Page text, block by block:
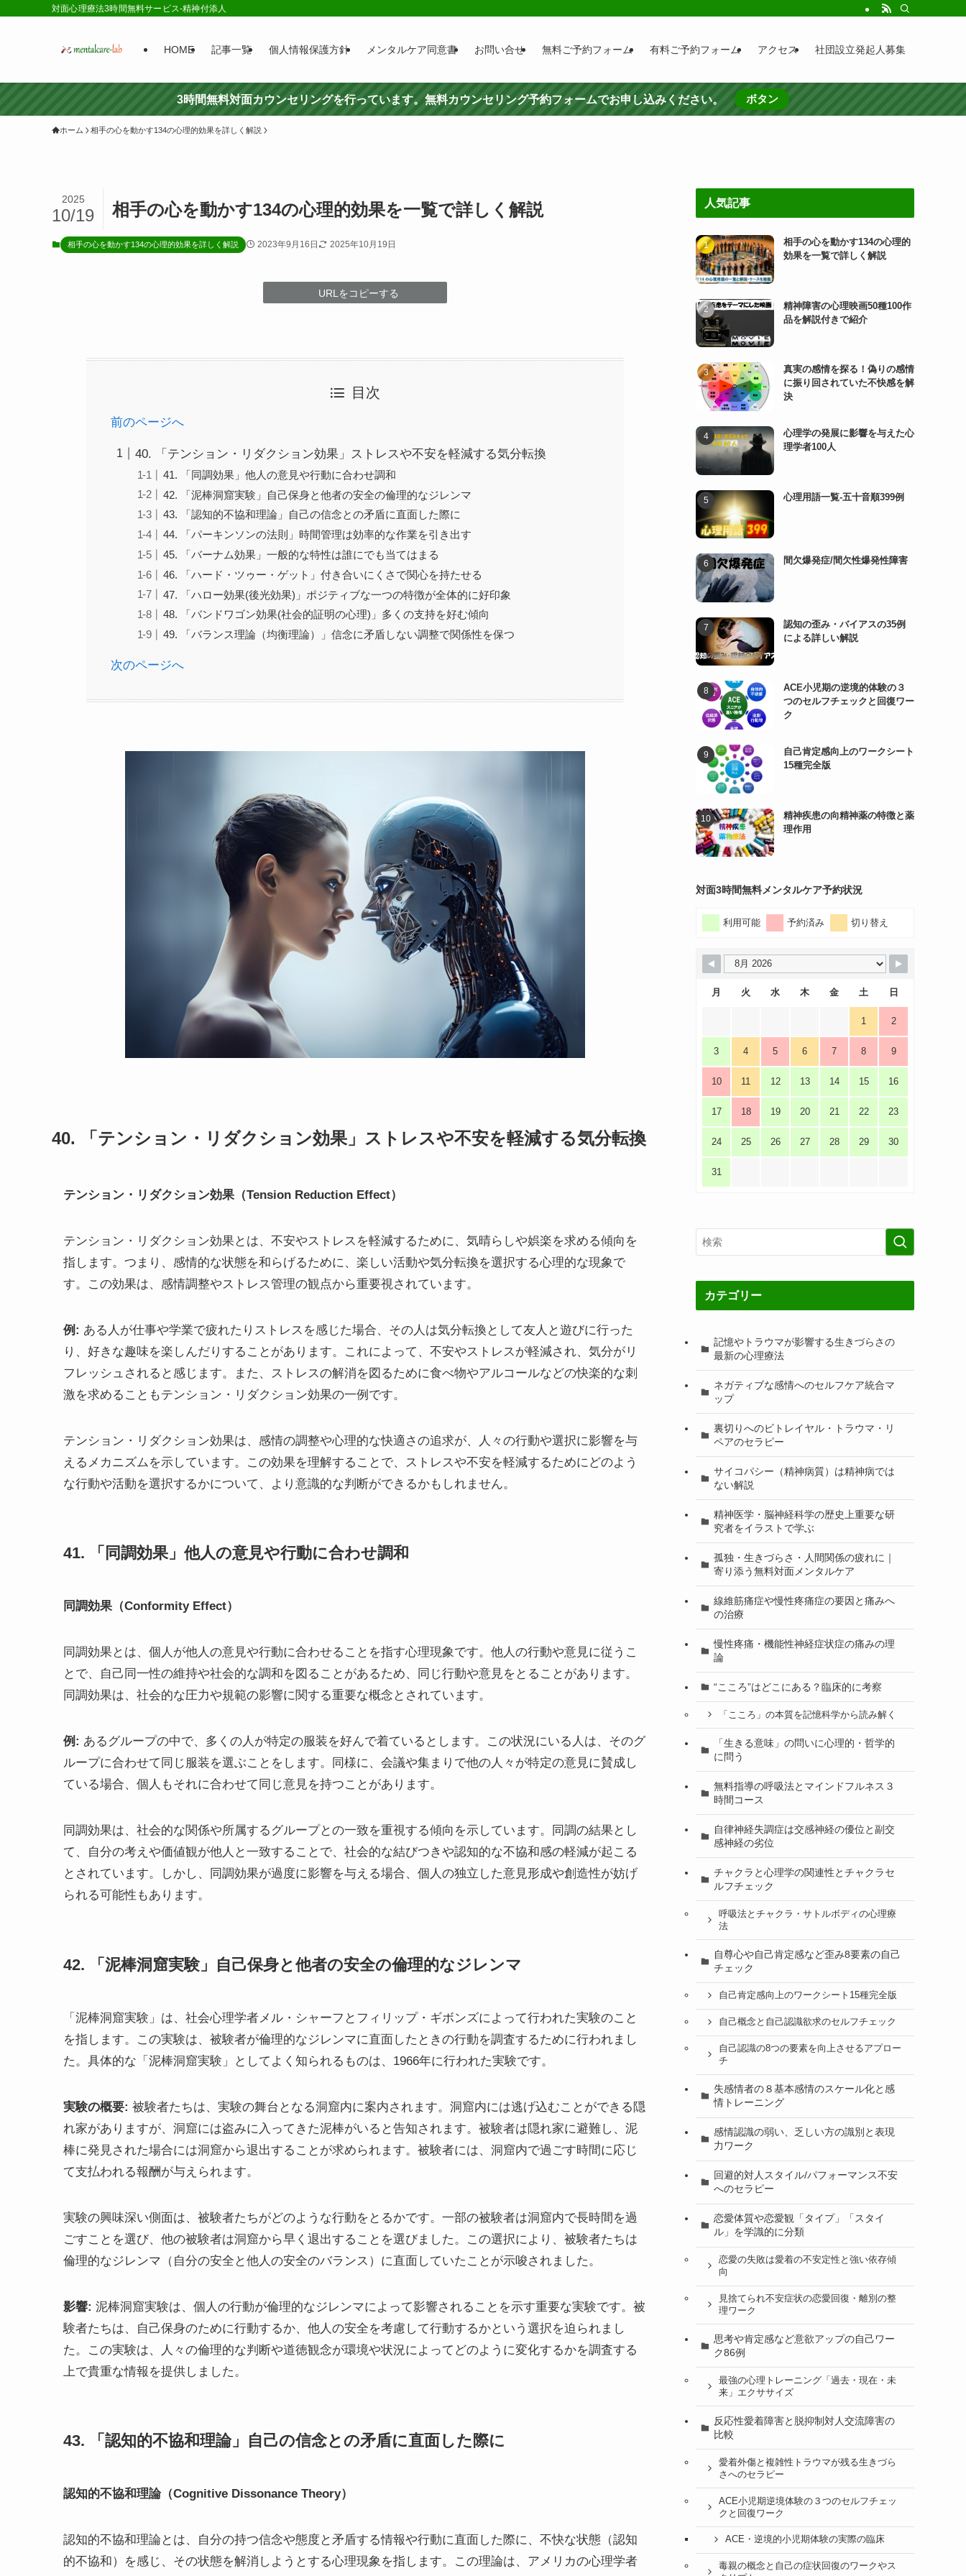
対面心理療法3時間無料サービス-精神付添人
HOME 記事一覧 個人情報保護方針 メンタルケア同意書 お問い合せ 無料ご予約フォーム 有料ご予約フォーム アクセス 社団設立発起人募集
3時間無料対面カウンセリングを行っています。無料カウンセリング予約フォームでお申し込みください。 ボタン
ホーム 相手の心を動かす134の心理的効果を詳しく解説
相手の心を動かす134の心理的効果を一覧で詳しく解説
2025
10/19
相手の心を動かす134の心理的効果を詳しく解説 2023年9月16日 2025年10月19日
URLをコピーする
目次
前のページへ
40. 「テンション・リダクション効果」ストレスや不安を軽減する気分転換
41. 「同調効果」他人の意見や行動に合わせ調和
42. 「泥棒洞窟実験」自己保身と他者の安全の倫理的なジレンマ
43. 「認知的不協和理論」自己の信念との矛盾に直面した際に
44. 「パーキンソンの法則」時間管理は効率的な作業を引き出す
45. 「バーナム効果」一般的な特性は誰にでも当てはまる
46. 「ハード・ツゥー・ゲット」付き合いにくさで関心を持たせる
47. 「ハロー効果(後光効果)」ポジティブな一つの特徴が全体的に好印象
48. 「バンドワゴン効果(社会的証明の心理)」多くの支持を好む傾向
49. 「バランス理論（均衡理論）」信念に矛盾しない調整で関係性を保つ
次のページへ
40. 「テンション・リダクション効果」ストレスや不安を軽減する気分転換
テンション・リダクション効果（Tension Reduction Effect）
テンション・リダクション効果とは、不安やストレスを軽減するために、気晴らしや娯楽を求める傾向を
指します。つまり、感情的な状態を和らげるために、楽しい活動や気分転換を選択する心理的な現象で
す。この効果は、感情調整やストレス管理の観点から重要視されています。
例: ある人が仕事や学業で疲れたりストレスを感じた場合、その人は気分転換として友人と遊びに行った
り、好きな趣味を楽しんだりすることがあります。これによって、不安やストレスが軽減され、気分がリ
フレッシュされると感じます。また、ストレスの解消を図るために食べ物やアルコールなどの快楽的な刺
激を求めることもテンション・リダクション効果の一例です。
テンション・リダクション効果は、感情の調整や心理的な快適さの追求が、人々の行動や選択に影響を与
えるメカニズムを示しています。この効果を理解することで、ストレスや不安を軽減するためにどのよう
な行動や活動を選択するかについて、より意識的な判断ができるかもしれません。
41. 「同調効果」他人の意見や行動に合わせ調和
同調効果（Conformity Effect）
同調効果とは、個人が他人の意見や行動に合わせることを指す心理現象です。他人の行動や意見に従うこ
とで、自己同一性の維持や社会的な調和を図ることがあるため、同じ行動や意見をとることがあります。
同調効果は、社会的な圧力や規範の影響に関する重要な概念とされています。
例: あるグループの中で、多くの人が特定の服装を好んで着ているとします。この状況にいる人は、そのグ
ループに合わせて同じ服装を選ぶことをします。同様に、会議や集まりで他の人々が特定の意見に賛成し
ている場合、個人もそれに合わせて同じ意見を持つことがあります。
同調効果は、社会的な関係や所属するグループとの一致を重視する傾向を示しています。同調の結果とし
て、自分の考えや価値観が他人と一致することで、社会的な結びつきや認知的な不協和感の軽減が起こる
とされています。しかし、同調効果が過度に影響を与える場合、個人の独立した意見形成や創造性が妨げ
られる可能性もあります。
42. 「泥棒洞窟実験」自己保身と他者の安全の倫理的なジレンマ
「泥棒洞窟実験」は、社会心理学者メル・シャーフとフィリップ・ギボンズによって行われた実験のこと
を指します。この実験は、被験者が倫理的なジレンマに直面したときの行動を調査するために行われまし
た。具体的な「泥棒洞窟実験」としてよく知られるものは、1966年に行われた実験です。
実験の概要: 被験者たちは、実験の舞台となる洞窟内に案内されます。洞窟内には逃げ込むことができる隠
れ家がありますが、洞窟には盗みに入ってきた泥棒がいると告知されます。被験者は隠れ家に避難し、泥
棒に発見された場合には洞窟から退出することが求められます。被験者には、洞窟内で過ごす時間に応じ
て支払われる報酬が与えられます。
実験の興味深い側面は、被験者たちがどのような行動をとるかです。一部の被験者は洞窟内で長時間を過
ごすことを選び、他の被験者は洞窟から早く退出することを選びました。この選択により、被験者たちは
倫理的なジレンマ（自分の安全と他人の安全のバランス）に直面していたことが示唆されました。
影響: 泥棒洞窟実験は、個人の行動が倫理的なジレンマによって影響されることを示す重要な実験です。被
験者たちは、自己保身のために行動するか、他人の安全を考慮して行動するかという選択を迫られまし
た。この実験は、人々の倫理的な判断や道徳観念が環境や状況によってどのように変化するかを調査する
上で貴重な情報を提供しました。
43. 「認知的不協和理論」自己の信念との矛盾に直面した際に
認知的不協和理論（Cognitive Dissonance Theory）
認知的不協和理論とは、自分の持つ信念や態度と矛盾する情報や行動に直面した際に、不快な状態（認知
的不協和）を感じ、その状態を解消しようとする心理現象を指します。この理論は、アメリカの心理学者
人気記事
相手の心を動かす134の心理的
効果を一覧で詳しく解説
精神障害の心理映画50種100作
品を解説付きで紹介
真実の感情を探る！偽りの感情
に振り回されていた不快感を解
決
心理学の発展に影響を与えた心
理学者100人
心理用語一覧-五十音順399例
間欠爆発症/間欠性爆発性障害
認知の歪み・バイアスの35例
による詳しい解説
ACE小児期の逆境的体験の３
つのセルフチェックと回復ワー
ク
自己肯定感向上のワークシート
15種完全版
精神疾患の向精神薬の特徴と薬
理作用
対面3時間無料メンタルケア予約状況
利用可能 予約済み 切り替え
月 火 水 木 金 土 日
1 2
3 4 5 6 7 8 9
10 11 12 13 14 15 16
17 18 19 20 21 22 23
24 25 26 27 28 29 30
31
カテゴリー
記憶やトラウマが影響する生きづらさの
最新の心理療法
ネガティブな感情へのセルフケア統合マ
ップ
裏切りへのビトレイヤル・トラウマ・リ
ペアのセラピー
サイコパシー（精神病質）は精神病では
ない解説
精神医学・脳神経科学の歴史上重要な研
究者をイラストで学ぶ
孤独・生きづらさ・人間関係の疲れに｜
寄り添う無料対面メンタルケア
線維筋痛症や慢性疼痛症の要因と痛みへ
の治療
慢性疼痛・機能性神経症状症の痛みの理
論
“こころ”はどこにある？臨床的に考察
「こころ」の本質を記憶科学から読み解く
「生きる意味」の問いに心理的・哲学的
に問う
無料指導の呼吸法とマインドフルネス３
時間コース
自律神経失調症は交感神経の優位と副交
感神経の劣位
チャクラと心理学の関連性とチャクラセ
ルフチェック
呼吸法とチャクラ・サトルボディの心理療
法
自尊心や自己肯定感など歪み8要素の自己
チェック
自己肯定感向上のワークシート15種完全版
自己概念と自己認識欲求のセルフチェック
自己認識の8つの要素を向上させるアプロー
チ
失感情者の８基本感情のスケール化と感
情トレーニング
感情認識の弱い、乏しい方の識別と表現
力ワーク
回避的対人スタイル/パフォーマンス不安
へのセラピー
恋愛体質や恋愛観「タイプ」「スタイ
ル」を学識的に分類
恋愛の失敗は愛着の不安定性と強い依存傾
向
見捨てられ不安症状の恋愛回復・離別の整
理ワーク
思考や肯定感など意欲アップの自己ワー
ク86例
最強の心理トレーニング「過去・現在・未
来」エクササイズ
反応性愛着障害と脱抑制対人交流障害の
比較
愛着外傷と複雑性トラウマが残る生きづら
さへのセラピー
ACE小児期逆境体験の３つのセルフチェッ
クと回復ワーク
ACE・逆境的小児期体験の実際の臨床
毒親の概念と自己の症状回復のワークやス